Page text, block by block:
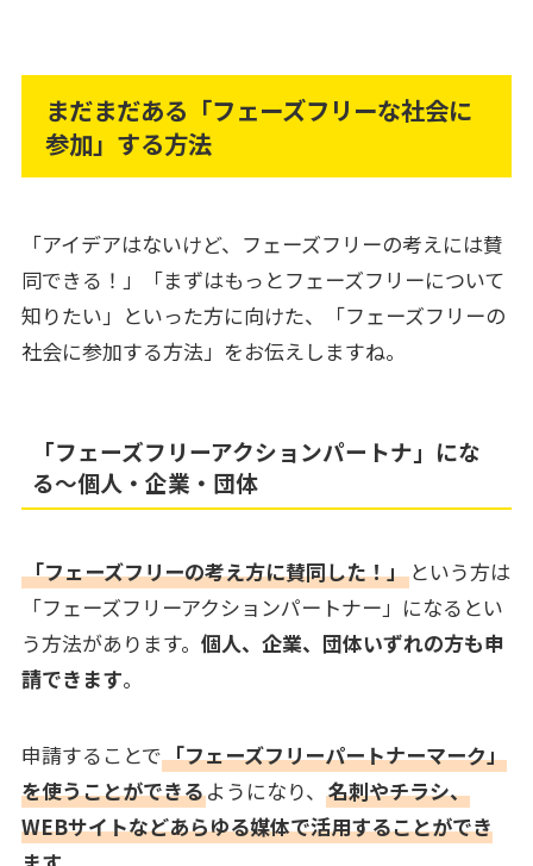
まだまだある「フェーズフリーな社会に
参加」する方法
「アイデアはないけど、フェーズフリーの考えには賛
同できる！」「まずはもっとフェーズフリーについて
知りたい」といった方に向けた、「フェーズフリーの
社会に参加する方法」をお伝えしますね。
「フェーズフリーアクションパートナ」にな
る～個人・企業・団体
「フェーズフリーの考え方に賛同した！」という方は
「フェーズフリーアクションパートナー」になるとい
う方法があります。 個人、企業、団体いずれの方も申
請できます。
申請することで「フェーズフリーパートナーマーク」
を使うことができるようになり、 名刺やチラシ、
WEBサイトなどあらゆる媒体で活用することができ